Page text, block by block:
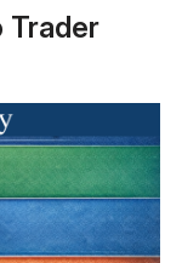
Trader